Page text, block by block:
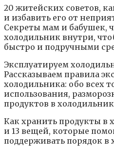
20 житейских советов,
и избавить его от
Секреты мам и бабушек,
холодильник внутри,
быстро и подручными
Эксплуатируем
Рассказываем правила
холодильника: обо всех
использования,
продуктов в
Как хранить продукты в
и 13 вещей, которые
поддерживать порядок в